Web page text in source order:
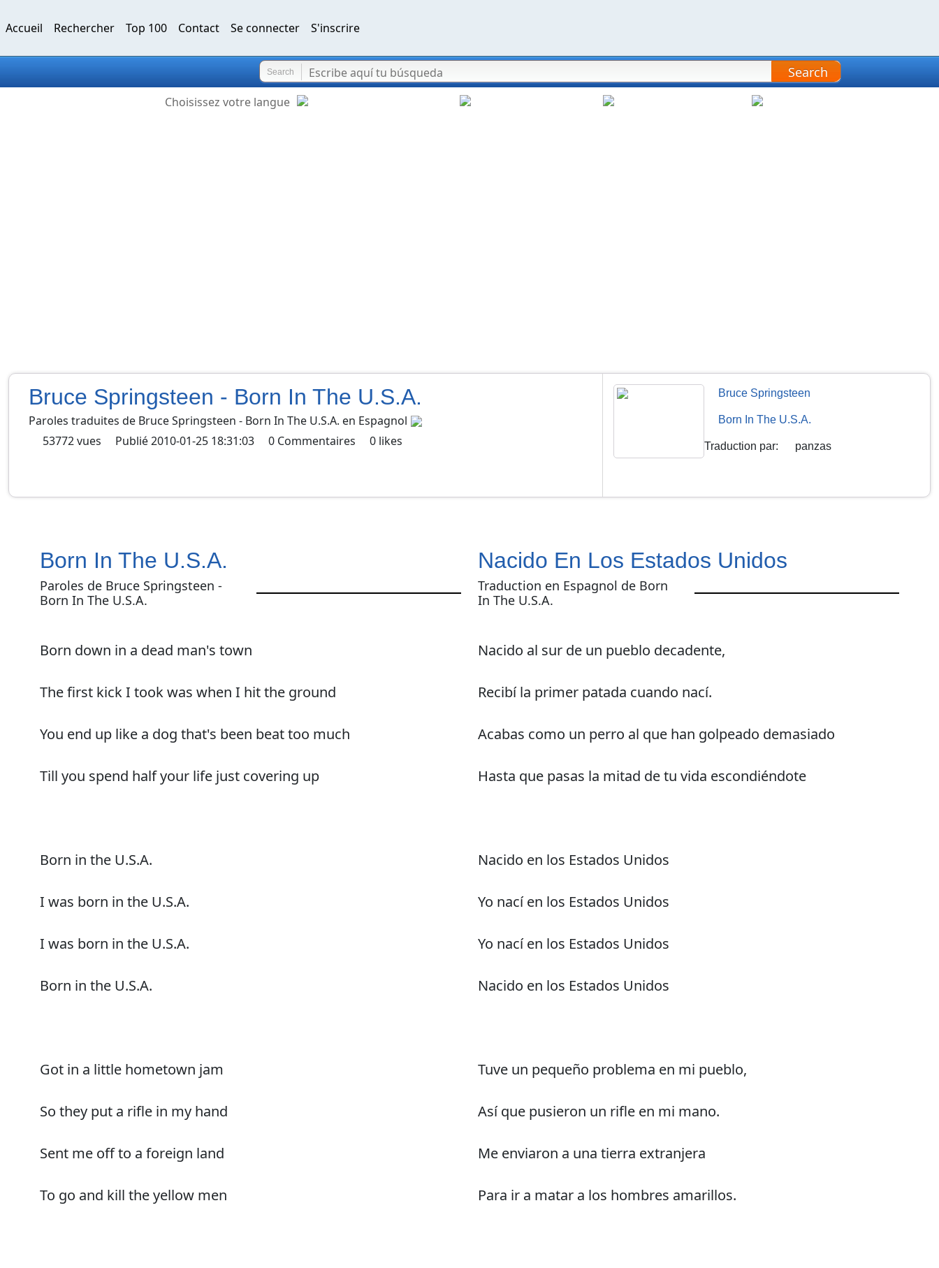
Accueil Rechercher Top 100 Contact Se connecter S'inscrire
Search Search
Choisissez votre langue
Bruce Springsteen - Born In The U.S.A.
Paroles traduites de Bruce Springsteen - Born In The U.S.A. en Espagnol
53772vues Publié2010-01-25 18:31:03 0 Commentaires 0 likes
Bruce Springsteen
Born In The U.S.A.
Traduction par: panzas
Born In The U.S.A.
Paroles de Bruce Springsteen -
Born In The U.S.A.
Born down in a dead man's town
The first kick I took was when I hit the ground
You end up like a dog that's been beat too much
Till you spend half your life just covering up
Born in the U.S.A.
I was born in the U.S.A.
I was born in the U.S.A.
Born in the U.S.A.
Got in a little hometown jam
So they put a rifle in my hand
Sent me off to a foreign land
To go and kill the yellow men
Nacido En Los Estados Unidos
Traduction en Espagnol de Born
In The U.S.A.
Nacido al sur de un pueblo decadente,
Recibí la primer patada cuando nací.
Acabas como un perro al que han golpeado demasiado
Hasta que pasas la mitad de tu vida escondiéndote
Nacido en los Estados Unidos
Yo nací en los Estados Unidos
Yo nací en los Estados Unidos
Nacido en los Estados Unidos
Tuve un pequeño problema en mi pueblo,
Así que pusieron un rifle en mi mano.
Me enviaron a una tierra extranjera
Para ir a matar a los hombres amarillos.